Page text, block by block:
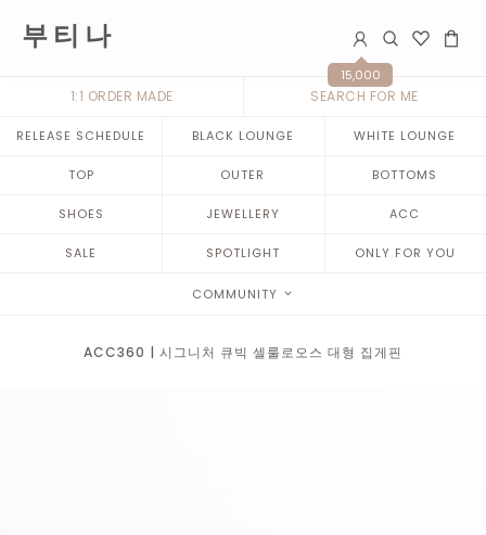
부 티 나
15,000
1:1 ORDER MADE SEARCH FOR ME
RELEASE SCHEDULE BLACK LOUNGE WHITE LOUNGE
TOP OUTER BOTTOMS
SHOES JEWELLERY ACC
SALE SPOTLIGHT ONLY FOR YOU
COMMUNITY
ACC360 | 시그니처 큐빅 셀룰로오스 대형 집게핀